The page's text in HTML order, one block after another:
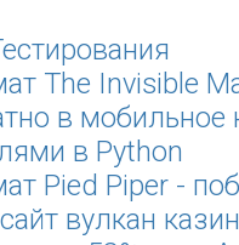
The Invisible
в мобильное
в Python
Pied Piper -
вулкан